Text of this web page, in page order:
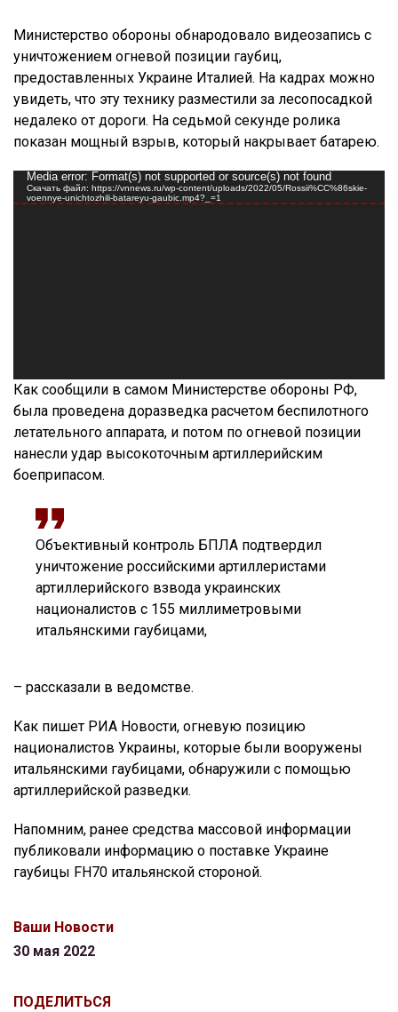
Министерство обороны обнародовало видеозапись с
уничтожением огневой позиции гаубиц,
предоставленных Украине Италией. На кадрах можно
увидеть, что эту технику разместили за лесопосадкой
недалеко от дороги. На седьмой секунде ролика
показан мощный взрыв, который накрывает батарею.
Видеоплеер
Media error: Format(s) not supported or source(s) not found
Скачать файл: https://vnnews.ru/wp-content/uploads/2022/05/Rossii%CC%86skie-
voennye-unichtozhili-batareyu-gaubic.mp4?_=1
Как сообщили в самом Министерстве обороны РФ,
была проведена доразведка расчетом беспилотного
летательного аппарата, и потом по огневой позиции
нанесли удар высокоточным артиллерийским
боеприпасом.
Объективный контроль БПЛА подтвердил
уничтожение российскими артиллеристами
артиллерийского взвода украинских
националистов с 155 миллиметровыми
итальянскими гаубицами,
– рассказали в ведомстве.
Как пишет РИА Новости, огневую позицию
националистов Украины, которые были вооружены
итальянскими гаубицами, обнаружили с помощью
артиллерийской разведки.
Напомним, ранее средства массовой информации
публиковали информацию о поставке Украине
гаубицы FH70 итальянской стороной.
Ваши Новости
30 мая 2022
ПОДЕЛИТЬСЯ